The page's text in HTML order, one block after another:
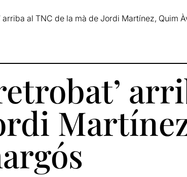
arriba al TNC de la mà de Jordi Martínez, Quim